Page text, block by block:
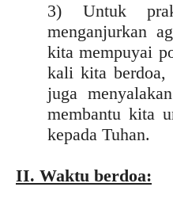
3) Untuk
menganjurkan
kita mempuyai
kali kita berdoa,
juga
membantu kita
kepada Tuhan.
II. Waktu berdoa: